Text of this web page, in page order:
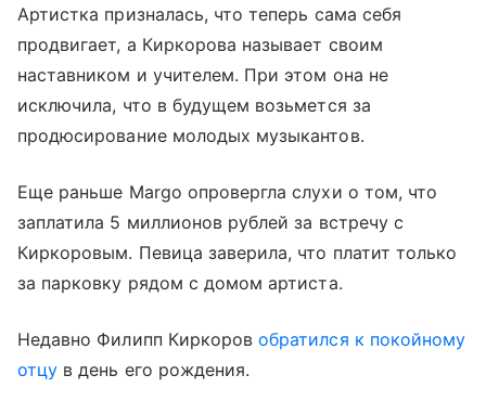
Артистка призналась, что теперь сама себя
продвигает, а Киркорова называет своим
наставником и учителем. При этом она не
исключила, что в будущем возьмется за
продюсирование молодых музыкантов.
Еще раньше Margo опровергла слухи о том, что
заплатила 5 миллионов рублей за встречу с
Киркоровым. Певица заверила, что платит только
за парковку рядом с домом артиста.
Недавно Филипп Киркоровобратился к покойному
отцу в день его рождения.